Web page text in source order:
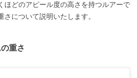
ほどのアピール度の高さを持つルアーで
について説明いたします。
重さ